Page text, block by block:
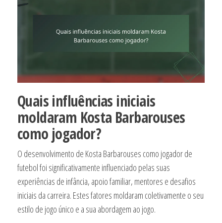
Quais influências iniciais
moldaram Kosta Barbarouses
como jogador?
O desenvolvimento de Kosta Barbarouses como jogador de
futebol foi significativamente influenciado pelas suas
experiências de infância, apoio familiar, mentores e desafios
iniciais da carreira. Estes fatores moldaram coletivamente o seu
estilo de jogo único e a sua abordagem ao jogo.